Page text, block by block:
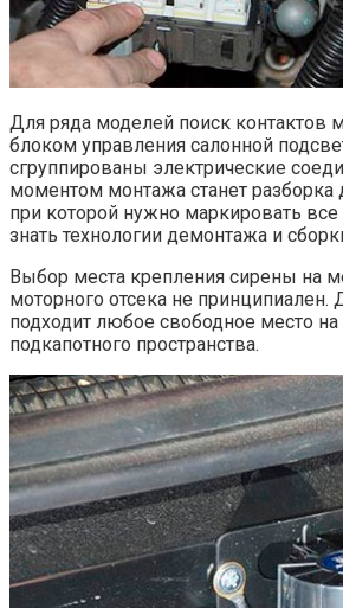
Для ряда моделей поиск контактов
блоком управления салонной
сгруппированы электрические
моментом монтажа станет разборка
при которой нужно маркировать
знать технологии демонтажа и
Выбор места крепления сирены на
моторного отсека не принципиален.
подходит любое свободное место на
подкапотного пространства.